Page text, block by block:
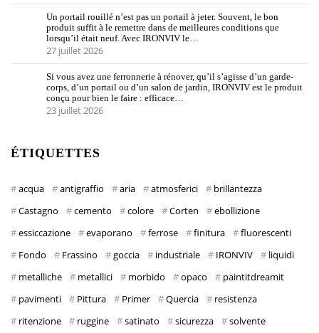
Un portail rouillé n’est pas un portail à jeter. Souvent, le bon
produit suffit à le remettre dans de meilleures conditions que
lorsqu’il était neuf. Avec IRONVIV le…
27 juillet 2026
Si vous avez une ferronnerie à rénover, qu’il s’agisse d’un garde-
corps, d’un portail ou d’un salon de jardin, IRONVIV est le produit
conçu pour bien le faire : efficace…
23 juillet 2026
ÉTIQUETTES
acqua antigraffio aria atmosferici
brillantezza
Castagno
cemento colore Corten
ebollizione
essiccazione
evaporano ferrose finitura
fluorescenti
Fondo
Frassino goccia industriale IRONVIV
liquidi
metalliche
metallici morbido opaco
paintitdreamit
pavimenti
Pittura Primer Quercia
resistenza
ritenzione
ruggine satinato sicurezza
solvente